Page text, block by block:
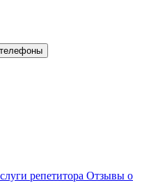
репетитора Отзывы о